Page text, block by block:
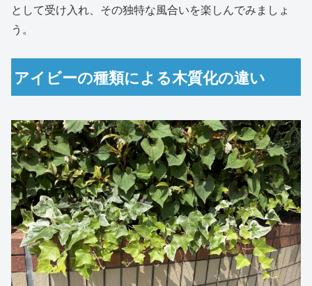
として受け入れ、その独特な風合いを楽しんでみましょ
う。
アイビーの種類による木質化の違い